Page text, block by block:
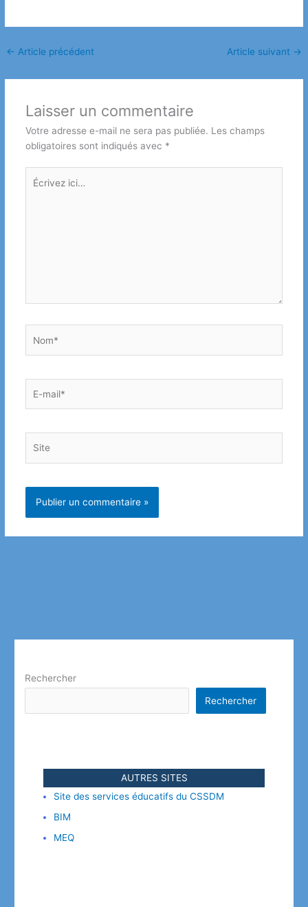
← Article précédent Article suivant →
Laisser un commentaire
Votre adresse e-mail ne sera pas publiée. Les champs
obligatoires sont indiqués avec *
Écrivez
ici…
mail*
Rechercher
Rechercher
AUTRES SITES
Site des services éducatifs du CSSDM
BIM
MEQ